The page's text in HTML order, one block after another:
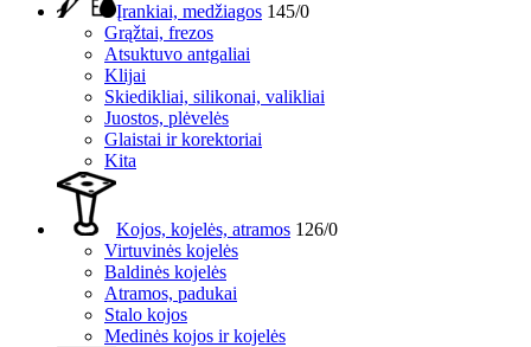
Įrankiai, medžiagos 145/0
Grąžtai, frezos
Atsuktuvo antgaliai
Klijai
Skiedikliai, silikonai, valikliai
Juostos, plėvelės
Glaistai ir korektoriai
Kita
Kojos, kojelės, atramos 126/0
Virtuvinės kojelės
Baldinės kojelės
Atramos, padukai
Stalo kojos
Medinės kojos ir kojelės